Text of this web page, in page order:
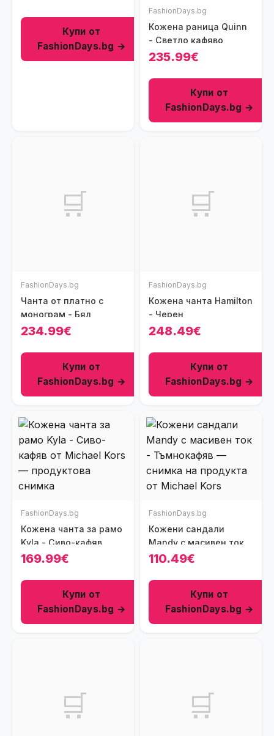
Купи от
FashionDays.bg →
FashionDays.bg
Кожена раница Quinn
- Светло кафяво
235.99€
Купи от
FashionDays.bg →
🛒
FashionDays.bg
Чанта от платно с
монограм - Бял
234.99€
Купи от
FashionDays.bg →
🛒
FashionDays.bg
Кожена чанта Hamilton
- Черен
248.49€
Купи от
FashionDays.bg →
FashionDays.bg
Кожена чанта за рамо
Kyla - Сиво-кафяв
169.99€
Купи от
FashionDays.bg →
FashionDays.bg
Кожени сандали
Mandy с масивен ток -
Тъмнокафяв
110.49€
Купи от
FashionDays.bg →
🛒 🛒